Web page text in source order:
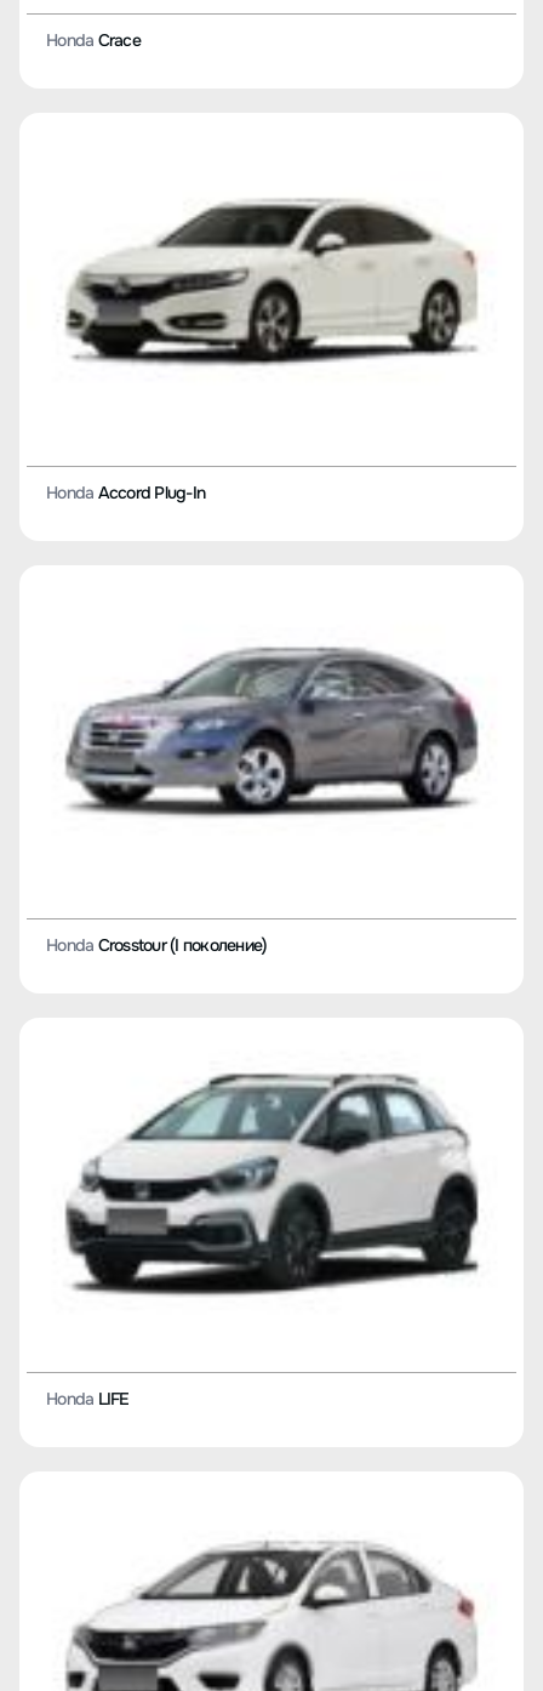
Honda Crace
Honda Accord Plug-In
Honda Crosstour (I поколение)
Honda LIFE